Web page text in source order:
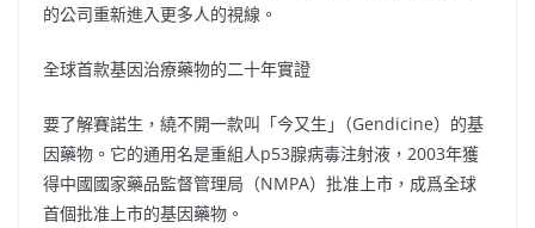
的公司重新進入更多人的視線。
全球首款基因治療藥物的二十年實證
要了解賽諾生，繞不開一款叫「今又生｣（Gendicine）的基
因藥物。它的通用名是重組人p53腺病毒注射液，2003年獲
得中國國家藥品監督管理局（NMPA）批准上市，成爲全球
首個批准上市的基因藥物。